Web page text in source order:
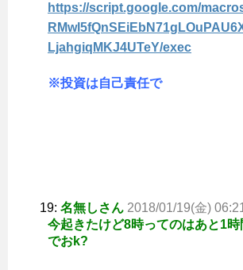
https://script.google.com/
LjahgiqMKJ4UTeY/exec
※投資は自己責任で
19: 名無しさん 2018/01/19(金)
今起きたけど8時ってのはあと1時
でおk?